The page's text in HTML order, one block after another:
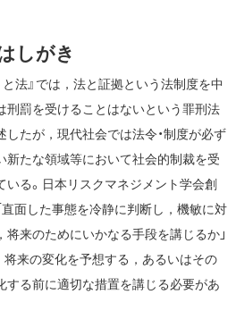
しがき
法』では，法と証拠という法制度を中
刑罰を受けることはないという罪刑法
たが，現代社会では法令・制度が必ず
新たな領域等において社会的制裁を受
る。日本リスクマネジメント学会創
面した事態を冷静に判断し，機敏に対
来のためにいかなる手段を講じるか」
来の変化を予想する，あるいはその
る前に適切な措置を講じる必要があ